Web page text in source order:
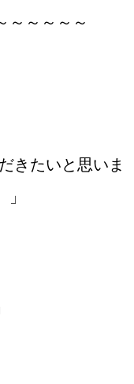
～～～～～
きたいと思いま